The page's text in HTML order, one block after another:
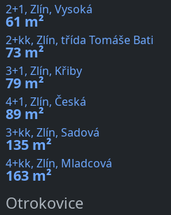
2+1, Zlín, Vysoká
61 m²
2+kk, Zlín, třída Tomáše Bati
73 m²
3+1, Zlín, Křiby
79 m²
4+1, Zlín, Česká
89 m²
3+kk, Zlín, Sadová
135 m²
4+kk, Zlín, Mladcová
163 m²
Otrokovice